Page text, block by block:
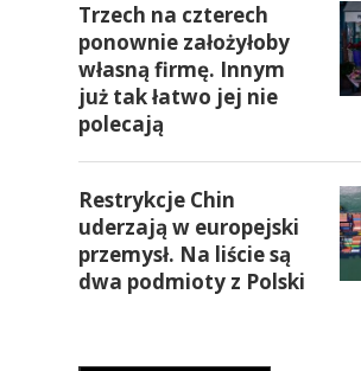
Trzech na czterech
ponownie założyłoby
własną firmę. Innym
już tak łatwo jej nie
polecają
Restrykcje Chin
uderzają w europejski
przemysł. Na liście są
dwa podmioty z Polski